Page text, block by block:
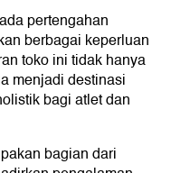
pertengahan
berbagai keperluan
toko ini tidak hanya
menjadi destinasi
bagi atlet dan
bagian dari